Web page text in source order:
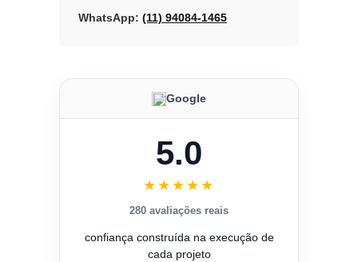
WhatsApp: (11) 94084-1465
Google
5.0
★★★★★
280 avaliações reais
confiança construída na execução de
cada projeto